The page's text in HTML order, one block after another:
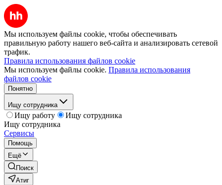
Мы используем файлы cookie, чтобы обеспечивать
правильную работу нашего веб-сайта и анализировать сетевой
трафик.
Правила использования файлов cookie
Мы используем файлы cookie. Правила использования
файлов cookie
Понятно
Ищу сотрудника
Ищу работу
Ищу сотрудника
Ищу сотрудника
Сервисы
Помощь
Ещё
Поиск
Атиг